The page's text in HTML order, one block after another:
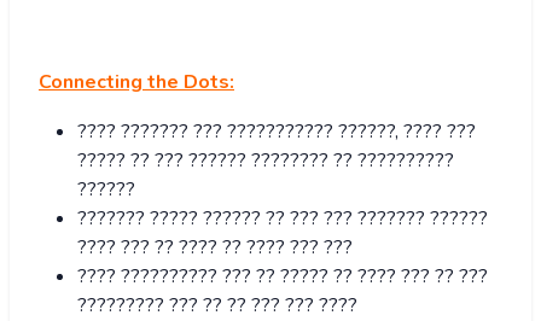
Connecting the Dots:
???? ??????? ??? ??????????? ??????, ???? ???
????? ?? ??? ?????? ???????? ?? ??????????
??????
??????? ????? ?????? ?? ??? ??? ??????? ??????
???? ??? ?? ???? ?? ???? ??? ???
???? ?????????? ??? ?? ????? ?? ???? ??? ?? ???
????????? ??? ?? ?? ??? ??? ????